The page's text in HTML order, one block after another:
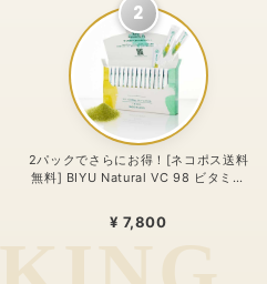
2
2パックでさらにお得！[ネコポス送料
無料] BIYU Natural VC 98 ビタミン
合〜 24時間、体温を感じるビタミン
C。98%植物由来のリポソーム処方
¥ 7,800